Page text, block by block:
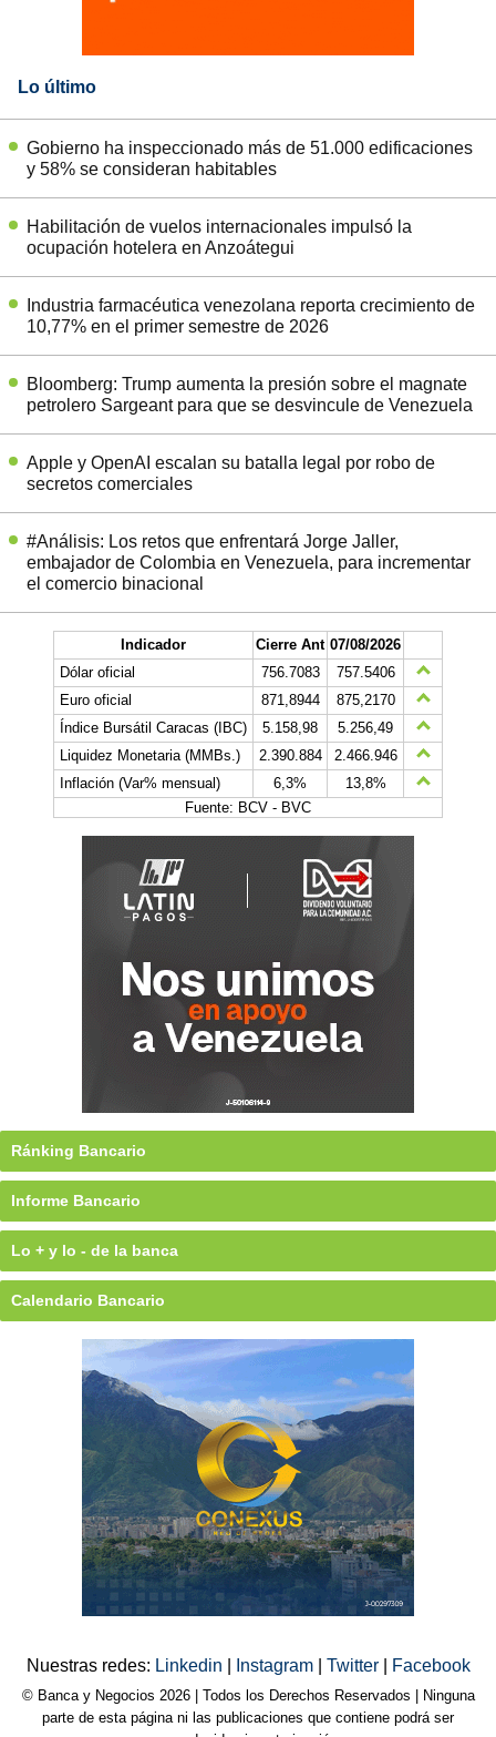
Lo último
Gobierno ha inspeccionado más de 51.000 edificaciones
y 58% se consideran habitables
Habilitación de vuelos internacionales impulsó la
ocupación hotelera en Anzoátegui
Industria farmacéutica venezolana reporta crecimiento de
10,77% en el primer semestre de 2026
Bloomberg: Trump aumenta la presión sobre el magnate
petrolero Sargeant para que se desvincule de Venezuela
Apple y OpenAI escalan su batalla legal por robo de
secretos comerciales
#Análisis: Los retos que enfrentará Jorge Jaller,
embajador de Colombia en Venezuela, para incrementar
el comercio binacional
Indicador Cierre Ant 07/08/2026
Dólar oficial
756.7083
757.5406
Euro oficial
871,8944
875,2170
Índice Bursátil Caracas (IBC)
5.158,98
5.256,49
Liquidez Monetaria (MMBs.)
2.390.884
2.466.946
Inflación (Var% mensual)
6,3%
13,8%
Fuente: BCV - BVC
Ránking Bancario
Informe Bancario
Lo + y lo - de la banca
Calendario Bancario
Nuestras redes: Linkedin Instagram Twitter Facebook
© Banca y Negocios 2026 | Todos los Derechos Reservados | Ninguna
parte de esta página ni las publicaciones que contiene podrá ser